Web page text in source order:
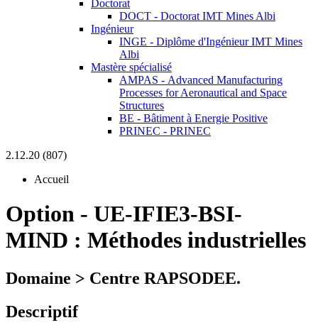
Doctorat
DOCT - Doctorat IMT Mines Albi
Ingénieur
INGE - Diplôme d'Ingénieur IMT Mines
Albi
Mastère spécialisé
AMPAS - Advanced Manufacturing
Processes for Aeronautical and Space
Structures
BE - Bâtiment à Energie Positive
PRINEC - PRINEC
2.12.20 (807)
Accueil
Option - UE-IFIE3-BSI-
MIND : Méthodes industrielles
Domaine > Centre RAPSODEE.
Descriptif